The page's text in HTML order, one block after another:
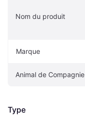
Nom du produit
Marque
Animal de Compagnie
Type